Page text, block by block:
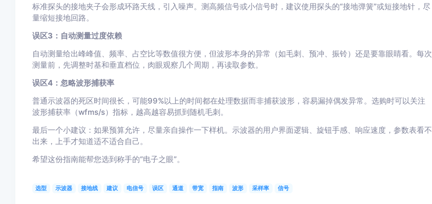
标准探头的接地夹子会形成环路天线，引入噪声。测高频信号或小信号时，建议使用探头的“接地弹簧”或短接地针，尽
量缩短接地回路。
误区3：自动测量过度依赖
自动测量给出峰峰值、频率、占空比等数值很方便，但波形本身的异常（如毛刺、预冲、振铃）还是要靠眼睛看。每次
测量前，先调整时基和垂直档位，肉眼观察几个周期，再读取参数。
误区4：忽略波形捕获率
普通示波器的死区时间很长，可能99%以上的时间都在处理数据而非捕获波形，容易漏掉偶发异常。选购时可以关注
波形捕获率（wfms/s）指标，越高越容易抓到随机毛刺。
最后一个小建议：如果预算允许，尽量亲自操作一下样机。示波器的用户界面逻辑、旋钮手感、响应速度，参数表看不
出来，上手才知道适不适合自己。
希望这份指南能帮您选到称手的“电子之眼”。
选型 示波器 接地线 建议 电信号 误区 通道 带宽 指南 波形 采样率 信号